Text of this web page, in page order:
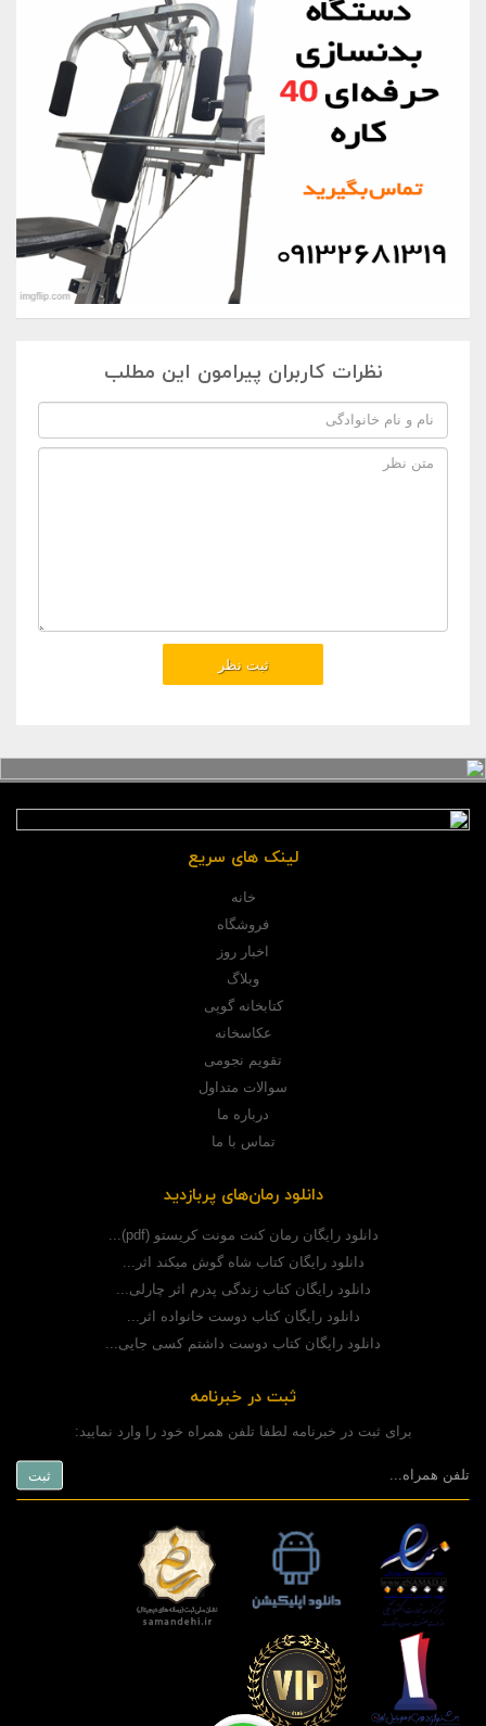
نظرات کاربران پیرامون این مطلب
لینک های سریع
خانه
فروشگاه
اخبار روز
وبلاگ
کتابخانه گوپی
عکاسخانه
تقویم نجومی
سوالات متداول
درباره ما
تماس با ما
دانلود رمان‌های پربازدید
دانلود رایگان رمان کنت مونت کریستو (pdf)...
دانلود رایگان کتاب شاه گوش میکند اثر...
دانلود رایگان کتاب زندگی پدرم اثر چارلی...
دانلود رایگان کتاب دوست خانواده اثر...
دانلود رایگان کتاب دوست داشتم کسی جایی...
ثبت در خبرنامه
برای ثبت در خبرنامه لطفا تلفن همراه خود را وارد نمایید: